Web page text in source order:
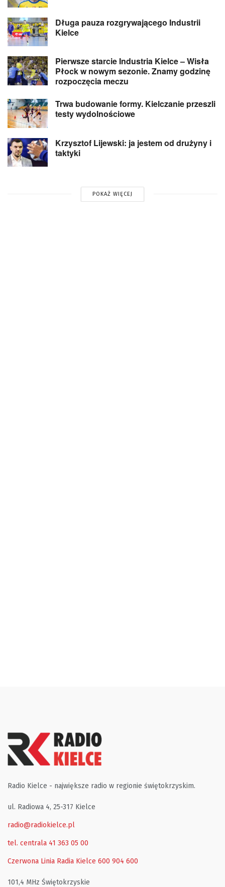
Długa pauza rozgrywającego Industrii
Kielce
Pierwsze starcie Industria Kielce – Wisła
Płock w nowym sezonie. Znamy godzinę
rozpoczęcia meczu
Trwa budowanie formy. Kielczanie przeszli
testy wydolnościowe
Krzysztof Lijewski: ja jestem od drużyny i
taktyki
POKAŻ WIĘCEJ
Radio Kielce - największe radio w regionie świętokrzyskim.
ul. Radiowa 4, 25-317 Kielce
radio@radiokielce.pl
tel. centrala 41 363 05 00
Czerwona Linia Radia Kielce 600 904 600
101,4 MHz Świętokrzyskie